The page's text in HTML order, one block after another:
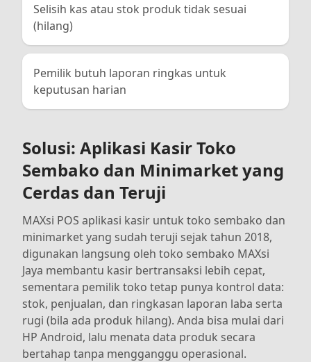
Selisih kas atau stok produk tidak sesuai
(hilang)
Pemilik butuh laporan ringkas untuk
keputusan harian
Solusi: Aplikasi Kasir Toko
Sembako dan Minimarket yang
Cerdas dan Teruji
MAXsi POS aplikasi kasir untuk toko sembako dan
minimarket yang sudah teruji sejak tahun 2018,
digunakan langsung oleh toko sembako MAXsi
Jaya membantu kasir bertransaksi lebih cepat,
sementara pemilik toko tetap punya kontrol data:
stok, penjualan, dan ringkasan laporan laba serta
rugi (bila ada produk hilang). Anda bisa mulai dari
HP Android, lalu menata data produk secara
bertahap tanpa mengganggu operasional.